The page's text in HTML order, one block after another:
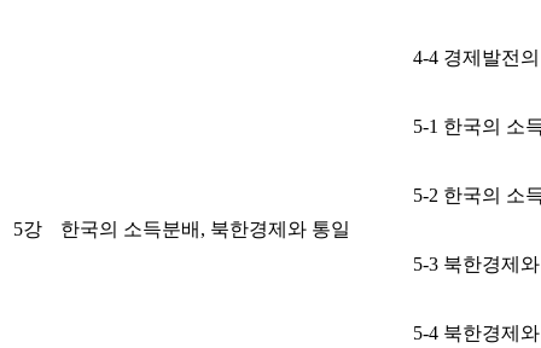
4-4 경제발전
5강 한국의 소득분배, 북한경제와 통일
5-1 한국의 소
5-2 한국의 소
5-3 북한경제
5-4 북한경제